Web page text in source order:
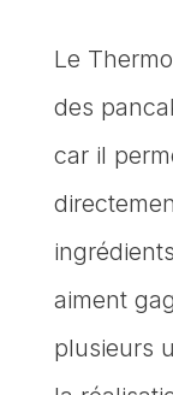
Le
des
car il
aiment
plusieurs